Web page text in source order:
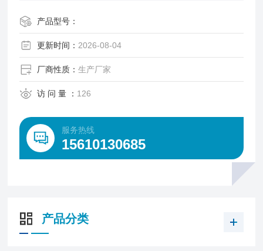
产品型号：
更新时间： 2026-08-04
厂商性质：生产厂家
访 问 量 ： 126
服务热线
15610130685
产品分类